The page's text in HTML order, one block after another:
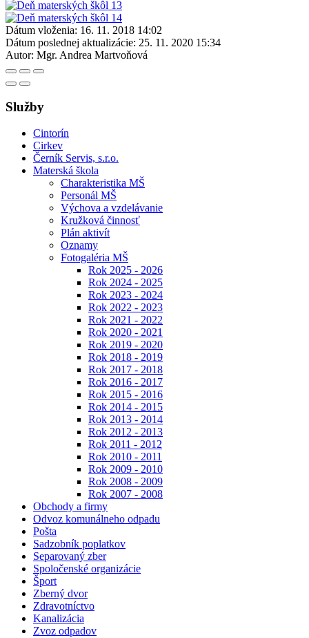
Dátum vloženia: 16. 11. 2018 14:02
Dátum poslednej aktualizácie: 25. 11. 2020 15:34
Autor: Mgr. Andrea Martvoňová
Služby
Cintorín
Cirkev
Černík Servis, s.r.o.
Materská škola
Charakteristika MŠ
Personál MŠ
Výchova a vzdelávanie
Kružková činnosť
Plán aktivít
Oznamy
Fotogaléria MŠ
Rok 2025 - 2026
Rok 2024 - 2025
Rok 2023 - 2024
Rok 2022 - 2023
Rok 2021 - 2022
Rok 2020 - 2021
Rok 2019 - 2020
Rok 2018 - 2019
Rok 2017 - 2018
Rok 2016 - 2017
Rok 2015 - 2016
Rok 2014 - 2015
Rok 2013 - 2014
Rok 2012 - 2013
Rok 2011 - 2012
Rok 2010 - 2011
Rok 2009 - 2010
Rok 2008 - 2009
Rok 2007 - 2008
Obchody a firmy
Odvoz komunálneho odpadu
Pošta
Sadzobník poplatkov
Separovaný zber
Spoločenské organizácie
Šport
Zberný dvor
Zdravotníctvo
Kanalizácia
Zvoz odpadov